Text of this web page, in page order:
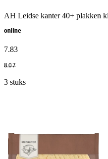
AH Leidse kanter 40+ plakken
online
7.83
8.07
3 stuks